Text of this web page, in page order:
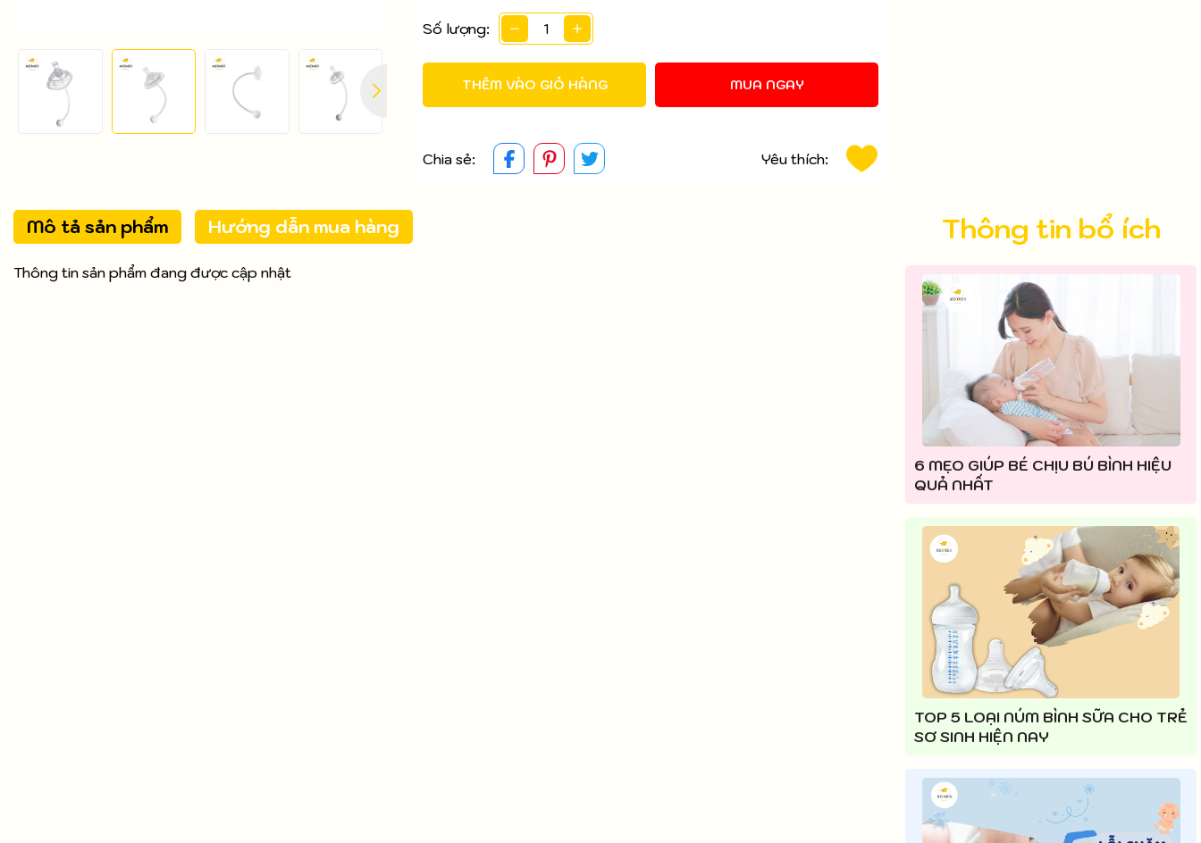
Số lượng:
THÊM VÀO GIỎ HÀNG MUA NGAY
Chia sẻ: Yêu thích:
Mô tả sản phẩm Hướng dẫn mua hàng
Thông tin sản phẩm đang được cập nhật
Thông tin bổ ích
6 MẸO GIÚP BÉ CHỊU BÚ BÌNH HIỆU
QUẢ NHẤT
TOP 5 LOẠI NÚM BÌNH SỮA CHO TRẺ
SƠ SINH HIỆN NAY